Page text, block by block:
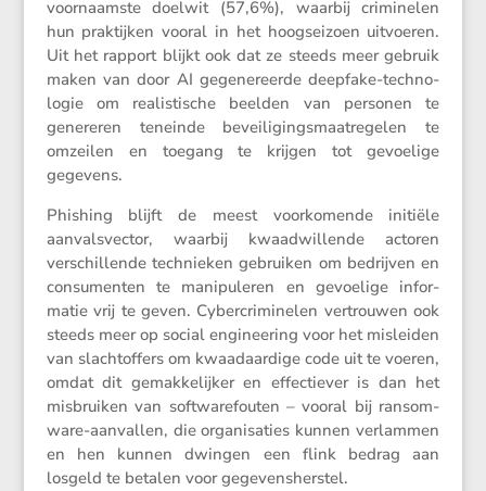
voornaamste doelwit (57,6%), waarbij crimi­nelen
hun praktijken vooral in het hoogsei­zoen uitvoeren.
Uit het rapport blijkt ook dat ze steeds meer gebruik
maken van door AI gegene­reerde deepfake-techno­
logie om realis­ti­sche beelden van personen te
genereren teneinde bevei­li­gings­maat­re­gelen te
omzeilen en toegang te krijgen tot gevoe­lige
gegevens.
Phishing blijft de meest voorko­mende initiële
aanvals­vector, waarbij kwaad­wil­lende actoren
verschil­lende technieken gebruiken om bedrijven en
consu­menten te manipu­leren en gevoe­lige infor­
matie vrij te geven. Cyber­cri­mi­nelen vertrouwen ook
steeds meer op social enginee­ring voor het misleiden
van slacht­of­fers om kwaad­aar­dige code uit te voeren,
omdat dit gemak­ke­lijker en effec­tiever is dan het
misbruiken van softwa­re­fouten – vooral bij ransom­
ware-aanvallen, die organi­sa­ties kunnen verlammen
en hen kunnen dwingen een flink bedrag aan
losgeld te betalen voor gegevensherstel.